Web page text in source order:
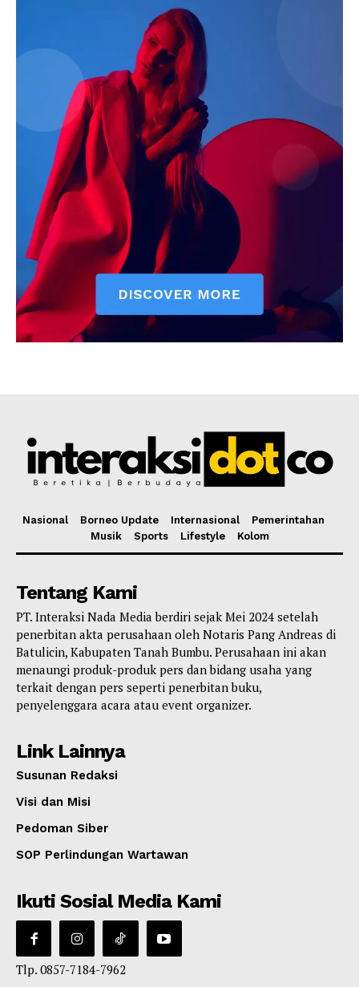
Nasional Borneo Update Internasional
Pemerintahan
Musik
Sports Lifestyle Kolom
Tentang Kami
PT. Interaksi Nada Media berdiri sejak Mei 2024 setelah
penerbitan akta perusahaan oleh Notaris Pang Andreas di
Batulicin, Kabupaten Tanah Bumbu. Perusahaan ini akan
menaungi produk-produk pers dan bidang usaha yang
terkait dengan pers seperti penerbitan buku,
penyelenggara acara atau event organizer.
Link Lainnya
Susunan Redaksi
Visi dan Misi
Pedoman Siber
SOP Perlindungan Wartawan
Ikuti Sosial Media Kami
Tlp. 0857-7184-7962